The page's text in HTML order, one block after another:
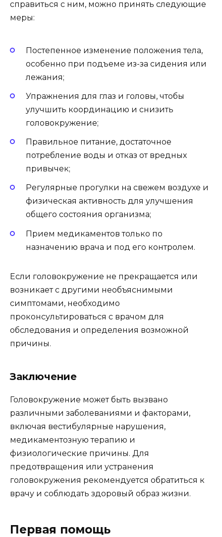
справиться с ним, можно принять следующие
меры:
Постепенное изменение положения тела,
особенно при подъеме из-за сидения или
лежания;
Упражнения для глаз и головы, чтобы
улучшить координацию и снизить
головокружение;
Правильное питание, достаточное
потребление воды и отказ от вредных
привычек;
Регулярные прогулки на свежем воздухе и
физическая активность для улучшения
общего состояния организма;
Прием медикаментов только по
назначению врача и под его контролем.
Если головокружение не прекращается или
возникает с другими необъяснимыми
симптомами, необходимо
проконсультироваться с врачом для
обследования и определения возможной
причины.
Заключение
Головокружение может быть вызвано
различными заболеваниями и факторами,
включая вестибулярные нарушения,
медикаментозную терапию и
физиологические причины. Для
предотвращения или устранения
головокружения рекомендуется обратиться к
врачу и соблюдать здоровый образ жизни.
Первая помощь